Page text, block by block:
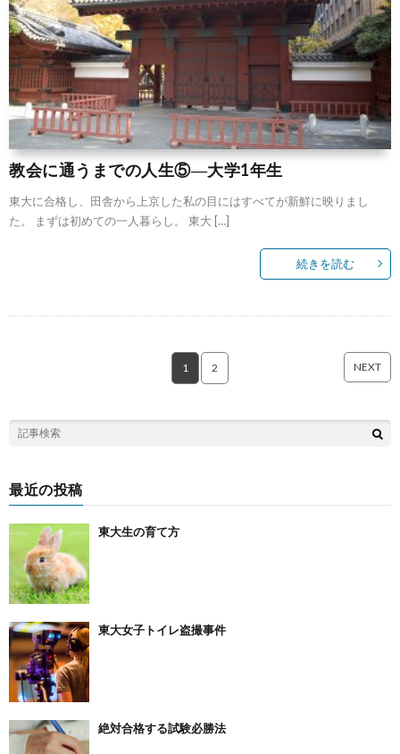
教会に通うまでの人生⑤―大学1年生
東大に合格し、田舎から上京した私の目にはすべてが新鮮に映りまし
た。 まずは初めての一人暮らし。 東大 […]
続きを読む
1 2 NEXT
最近の投稿
東大生の育て方
東大女子トイレ盗撮事件
絶対合格する試験必勝法